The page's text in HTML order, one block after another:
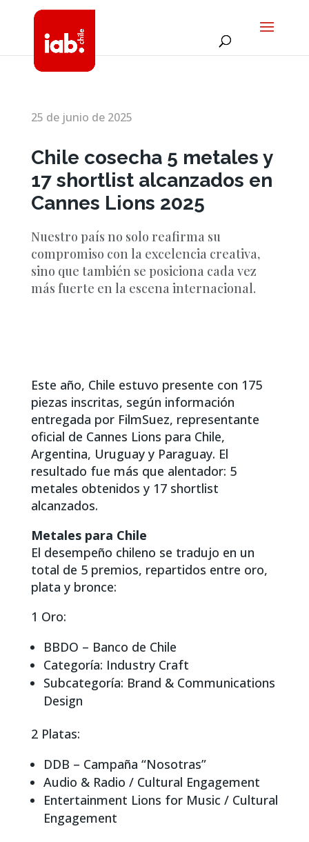
25 de junio de 2025
Chile cosecha 5 metales y
17 shortlist alcanzados en
Cannes Lions 2025
Nuestro país no solo reafirma su
compromiso con la excelencia creativa,
sino que también se posiciona cada vez
más fuerte en la escena internacional.
Este año, Chile estuvo presente con 175
piezas inscritas, según información
entregada por FilmSuez, representante
oficial de Cannes Lions para Chile,
Argentina, Uruguay y Paraguay. El
resultado fue más que alentador: 5
metales obtenidos y 17 shortlist
alcanzados.
Metales para Chile
El desempeño chileno se tradujo en un
total de 5 premios, repartidos entre oro,
plata y bronce:
1 Oro:
BBDO – Banco de Chile
Categoría: Industry Craft
Subcategoría: Brand & Communications
Design
2 Platas:
DDB – Campaña “Nosotras”
Audio & Radio / Cultural Engagement
Entertainment Lions for Music / Cultural
Engagement